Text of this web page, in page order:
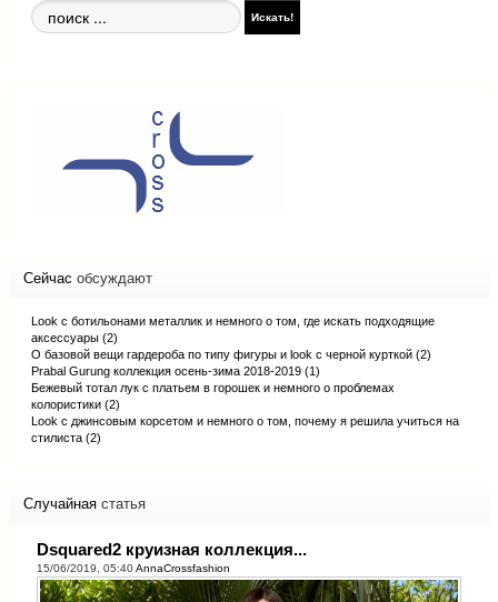
Поиск
по
Искать!
Сейчас обсуждают
Look с ботильонами металлик и немного о том, где искать подходящие
аксессуары (2)
О базовой вещи гардероба по типу фигуры и look с черной курткой (2)
Prabal Gurung коллекция осень-зима 2018-2019 (1)
Бежевый тотал лук с платьем в горошек и немного о проблемах
колористики (2)
Look с джинсовым корсетом и немного о том, почему я решила учиться на
стилиста (2)
Случайная статья
Dsquared2 круизная коллекция...
15/06/2019, 05:40AnnaCrossfashion